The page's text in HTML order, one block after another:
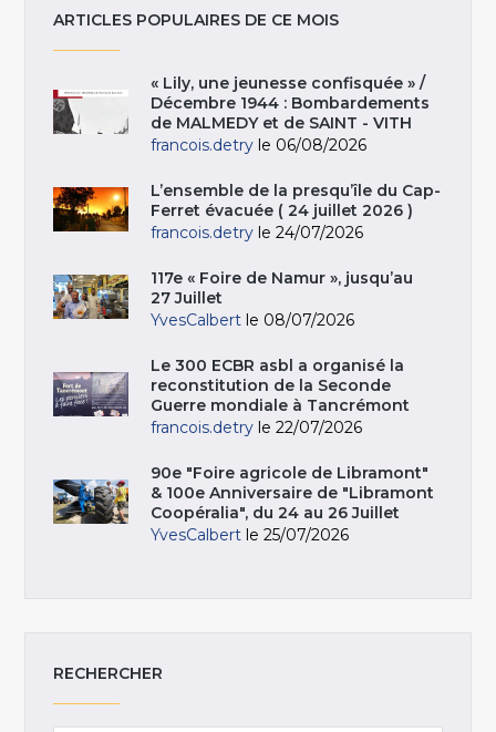
ARTICLES POPULAIRES DE CE MOIS
« Lily, une jeunesse confisquée » /
Décembre 1944 : Bombardements
de MALMEDY et de SAINT - VITH
francois.detry le 06/08/2026
L’ensemble de la presqu’île du Cap-
Ferret évacuée ( 24 juillet 2026 )
francois.detry le 24/07/2026
117e « Foire de Namur », jusqu’au
27 Juillet
YvesCalbert le 08/07/2026
Le 300 ECBR asbl a organisé la
reconstitution de la Seconde
Guerre mondiale à Tancrémont
francois.detry le 22/07/2026
90e "Foire agricole de Libramont"
& 100e Anniversaire de "Libramont
Coopéralia", du 24 au 26 Juillet
YvesCalbert le 25/07/2026
RECHERCHER